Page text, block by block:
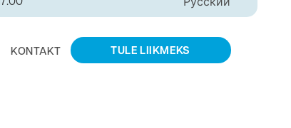
KONTAKT TULE LIIKMEKS